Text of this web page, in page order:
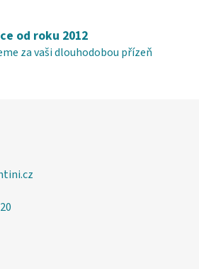
od roku 2012
za vaši dlouhodobou přízeň